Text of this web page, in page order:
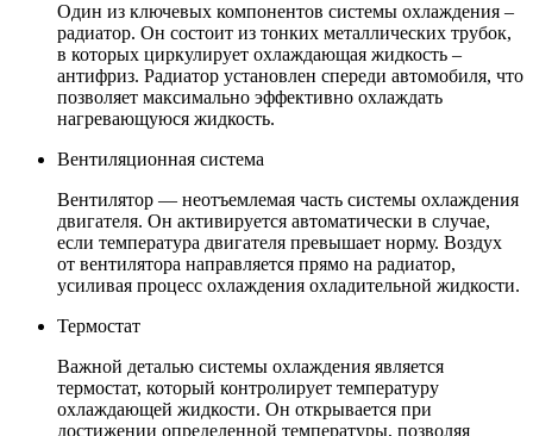
Один из ключевых компонентов системы охлаждения –
радиатор. Он состоит из тонких металлических трубок,
в которых циркулирует охлаждающая жидкость –
антифриз. Радиатор установлен спереди автомобиля, что
позволяет максимально эффективно охлаждать
нагревающуюся жидкость.
Вентиляционная система
Вентилятор — неотъемлемая часть системы охлаждения
двигателя. Он активируется автоматически в случае,
если температура двигателя превышает норму. Воздух
от вентилятора направляется прямо на радиатор,
усиливая процесс охлаждения охладительной жидкости.
Термостат
Важной деталью системы охлаждения является
термостат, который контролирует температуру
охлаждающей жидкости. Он открывается при
достижении определенной температуры, позволяя